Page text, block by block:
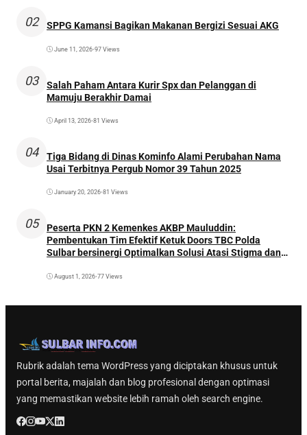
02 SPPG Kamansi Bagikan Makanan Bergizi Sesuai AKG
June 11, 2026•97 Views
03
Salah Paham Antara Kurir Spx dan Pelanggan di
Mamuju Berakhir Damai
April 13, 2026•81 Views
04
Tiga Bidang di Dinas Kominfo Alami Perubahan Nama
Usai Terbitnya Pergub Nomor 39 Tahun 2025
January 20, 2026•81 Views
05
Peserta PKN 2 Kemenkes AKBP Mauluddin:
Pembentukan Tim Efektif Ketuk Doors TBC Polda
Sulbar bersinergi Optimalkan Solusi Atasi Stigma dan
August 1, 2026•77 Views
Rubrik adalah tema WordPress yang diciptakan khusus untuk
portal berita, majalah dan blog profesional dengan optimasi
yang memastikan website lebih ramah oleh search engine.